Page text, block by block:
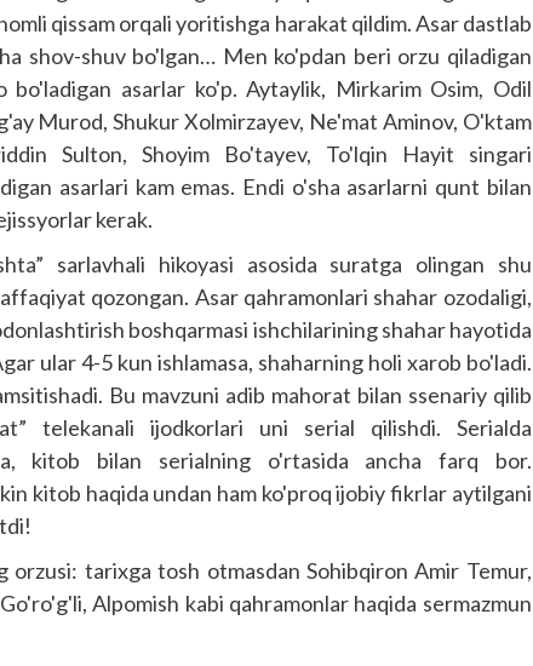
qissam orqali yoritishga harakat qildim. Asar dastlab
shov-shuv bo'lgan… Men ko'pdan beri orzu qiladigan
bo'ladigan asarlar ko'p. Aytaylik, Mirkarim Osim, Odil
Murod, Shukur Xolmirzayev, Ne'mat Aminov, O'ktam
Sulton, Shoyim Bo'tayev, To'lqin Hayit singari
asarlari kam emas. Endi o'sha asarlarni qunt bilan
kerak.
sarlavhali hikoyasi asosida suratga olingan shu
qozongan. Asar qahramonlari shahar ozodaligi,
boshqarmasi ishchilarining shahar hayotida
ular 4-5 kun ishlamasa, shaharning holi xarob bo'ladi.
Bu mavzuni adib mahorat bilan ssenariy qilib
telekanali ijodkorlari uni serial qilishdi. Serialda
kitob bilan serialning o'rtasida ancha farq bor.
kitob haqida undan ham ko'proq ijobiy fikrlar aytilgani
orzusi: tarixga tosh otmasdan Sohibqiron Amir Temur,
Alpomish kabi qahramonlar haqida sermazmun